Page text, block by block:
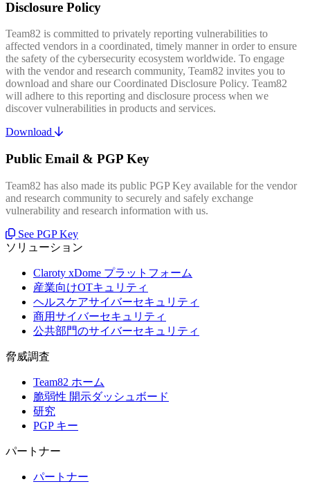
Disclosure Policy
Team82 is committed to privately reporting vulnerabilities to
affected vendors in a coordinated, timely manner in order to ensure
the safety of the cybersecurity ecosystem worldwide. To engage
with the vendor and research community, Team82 invites you to
download and share our Coordinated Disclosure Policy. Team82
will adhere to this reporting and disclosure process when we
discover vulnerabilities in products and services.
Download
Public Email & PGP Key
Team82 has also made its public PGP Key available for the vendor
and research community to securely and safely exchange
vulnerability and research information with us.
See PGP Key
ソリューション
Claroty xDome プラットフォーム
産業向けOTキュリティ
ヘルスケアサイバーセキュリティ
商用サイバーセキュリティ
公共部門のサイバーセキュリティ
脅威調査
Team82 ホーム
脆弱性 開示ダッシュボード
研究
PGP キー
パートナー
パートナー